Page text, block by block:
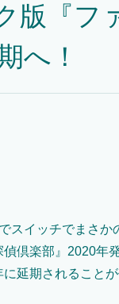
版『
へ！
スイッチでまさか
倶楽部』2020年
延期されること